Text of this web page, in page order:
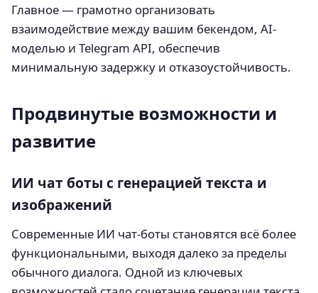
Главное — грамотно организовать
взаимодействие между вашим бекендом, AI-
моделью и Telegram API, обеспечив
минимальную задержку и отказоустойчивость.
Продвинутые возможности и
развитие
ИИ чат боты с генерацией текста и
изображений
Современные ИИ чат-боты становятся всё более
функциональными, выходя далеко за пределы
обычного диалога. Одной из ключевых